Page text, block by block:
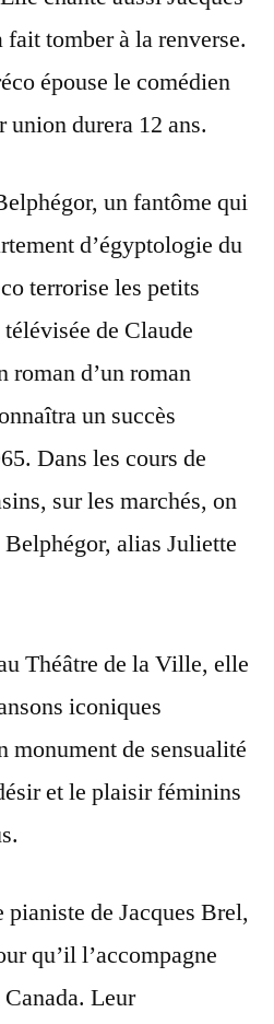
tomber à la renverse.
épouse le comédien
durera 12 ans.
un fantôme qui
d’égyptologie du
terrorise les petits
de Claude
roman d’un roman
un succès
Dans les cours de
sur les marchés, on
alias Juliette
Théâtre de la Ville, elle
iconiques
monument de sensualité
et le plaisir féminins
de Jacques Brel,
qu’il l’accompagne
Leur